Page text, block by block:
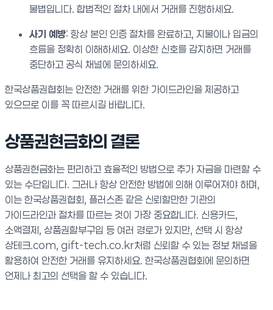
불법입니다. 합법적인 절차 내에서 거래를 진행하세요.
사기 예방: 항상 본인 인증 절차를 완료하고, 지불이나 입금의
흐름을 정확히 이해하세요. 이상한 신호를 감지하면 거래를
중단하고 공식 채널에 문의하세요.
한국상품권협회는 안전한 거래를 위한 가이드라인을 제공하고
있으므로 이를 꼭 따르시길 바랍니다.
상품권현금화의 결론
상품권현금화는 편리하고 효율적인 방법으로 추가 자금을 마련할 수
있는 수단입니다. 그러나 항상 안전한 방법에 의해 이루어져야 하며,
이는 한국상품권협회, 플러스존 같은 신뢰할만한 기관의
가이드라인과 절차를 따르는 것이 가장 중요합니다. 신용카드,
소액결제, 상품권할부구입 등 여러 경로가 있지만, 선택 시 항상
상테크.com, gift-tech.co.kr처럼 신뢰할 수 있는 정보 채널을
활용하여 안전한 거래를 유지하세요. 한국상품권협회에 문의하면
언제나 최고의 선택을 할 수 있습니다.